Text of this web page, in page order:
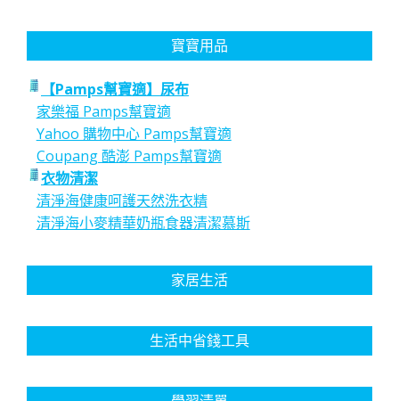
寶寶用品
【Pamps幫寶適】尿布
家樂福 Pamps幫寶適
Yahoo 購物中心 Pamps幫寶適
Coupang 酷澎 Pamps幫寶適
衣物清潔
清淨海健康呵護天然洗衣精
清淨海小麥精華奶瓶食器清潔慕斯
家居生活
生活中省錢工具